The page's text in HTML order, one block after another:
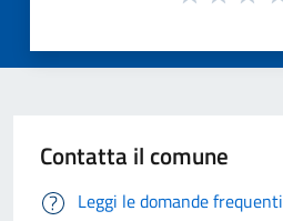
Contatta il comune
Leggi le domande frequenti